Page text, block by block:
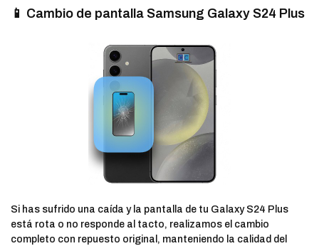
📱 Cambio de pantalla Samsung Galaxy S24 Plus
Si has sufrido una caída y la pantalla de tu Galaxy S24 Plus
está rota o no responde al tacto, realizamos el cambio
completo con repuesto original, manteniendo la calidad del